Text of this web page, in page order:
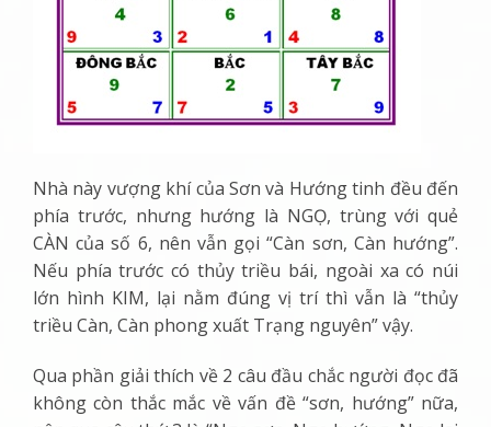
Nhà này vượng khí của Sơn và Hướng tinh đều đến
phía trước, nhưng hướng là NGỌ, trùng với quẻ
CÀN của số 6, nên vẫn gọi “Càn sơn, Càn hướng”.
Nếu phía trước có thủy triều bái, ngoài xa có núi
lớn hình KIM, lại nằm đúng vị trí thì vẫn là “thủy
triều Càn, Càn phong xuất Trạng nguyên” vậy.
Qua phần giải thích về 2 câu đầu chắc người đọc đã
không còn thắc mắc về vấn đề “sơn, hướng” nữa,